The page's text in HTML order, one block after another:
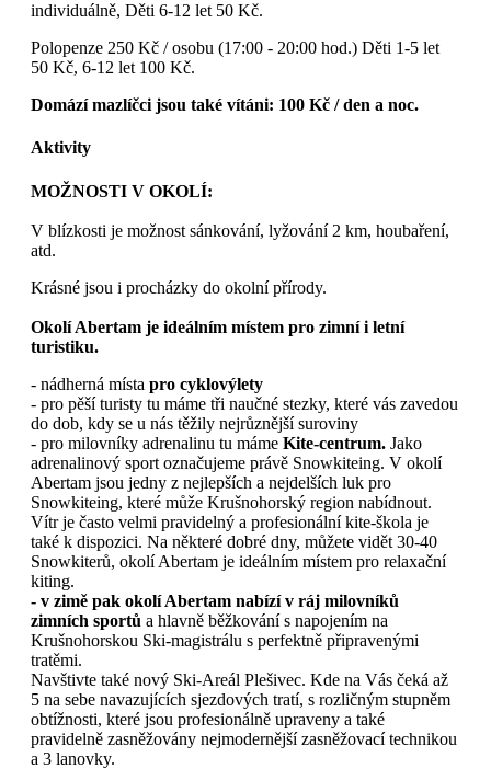
individuálně, Děti 6-12 let 50 Kč.
Polopenze 250 Kč / osobu (17:00 - 20:00 hod.) Děti 1-5 let
50 Kč, 6-12 let 100 Kč.
Domází mazlíčci jsou také vítáni: 100 Kč / den a noc.
Aktivity
MOŽNOSTI V OKOLÍ:
V blízkosti je možnost sánkování, lyžování 2 km, houbaření,
atd.
Krásné jsou i procházky do okolní přírody.
Okolí Abertam je ideálním místem pro zimní i letní
turistiku.
- nádherná místa pro cyklovýlety
- pro pěší turisty tu máme tři naučné stezky, které vás zavedou
do dob, kdy se u nás těžily nejrůznější suroviny
- pro milovníky adrenalinu tu máme Kite-centrum. Jako
adrenalinový sport označujeme právě Snowkiteing. V okolí
Abertam jsou jedny z nejlepších a nejdelších luk pro
Snowkiteing, které může Krušnohorský region nabídnout.
Vítr je často velmi pravidelný a profesionální kite-škola je
také k dispozici. Na některé dobré dny, můžete vidět 30-40
Snowkiterů, okolí Abertam je ideálním místem pro relaxační
kiting.
- v zimě pak okolí Abertam nabízí v ráj milovníků
zimních sportů a hlavně běžkování s napojením na
Krušnohorskou Ski-magistrálu s perfektně připravenými
tratěmi.
Navštivte také nový Ski-Areál Plešivec. Kde na Vás čeká až
5 na sebe navazujících sjezdových tratí, s rozličným stupněm
obtížnosti, které jsou profesionálně upraveny a také
pravidelně zasněžovány nejmodernější zasněžovací technikou
a 3 lanovky.